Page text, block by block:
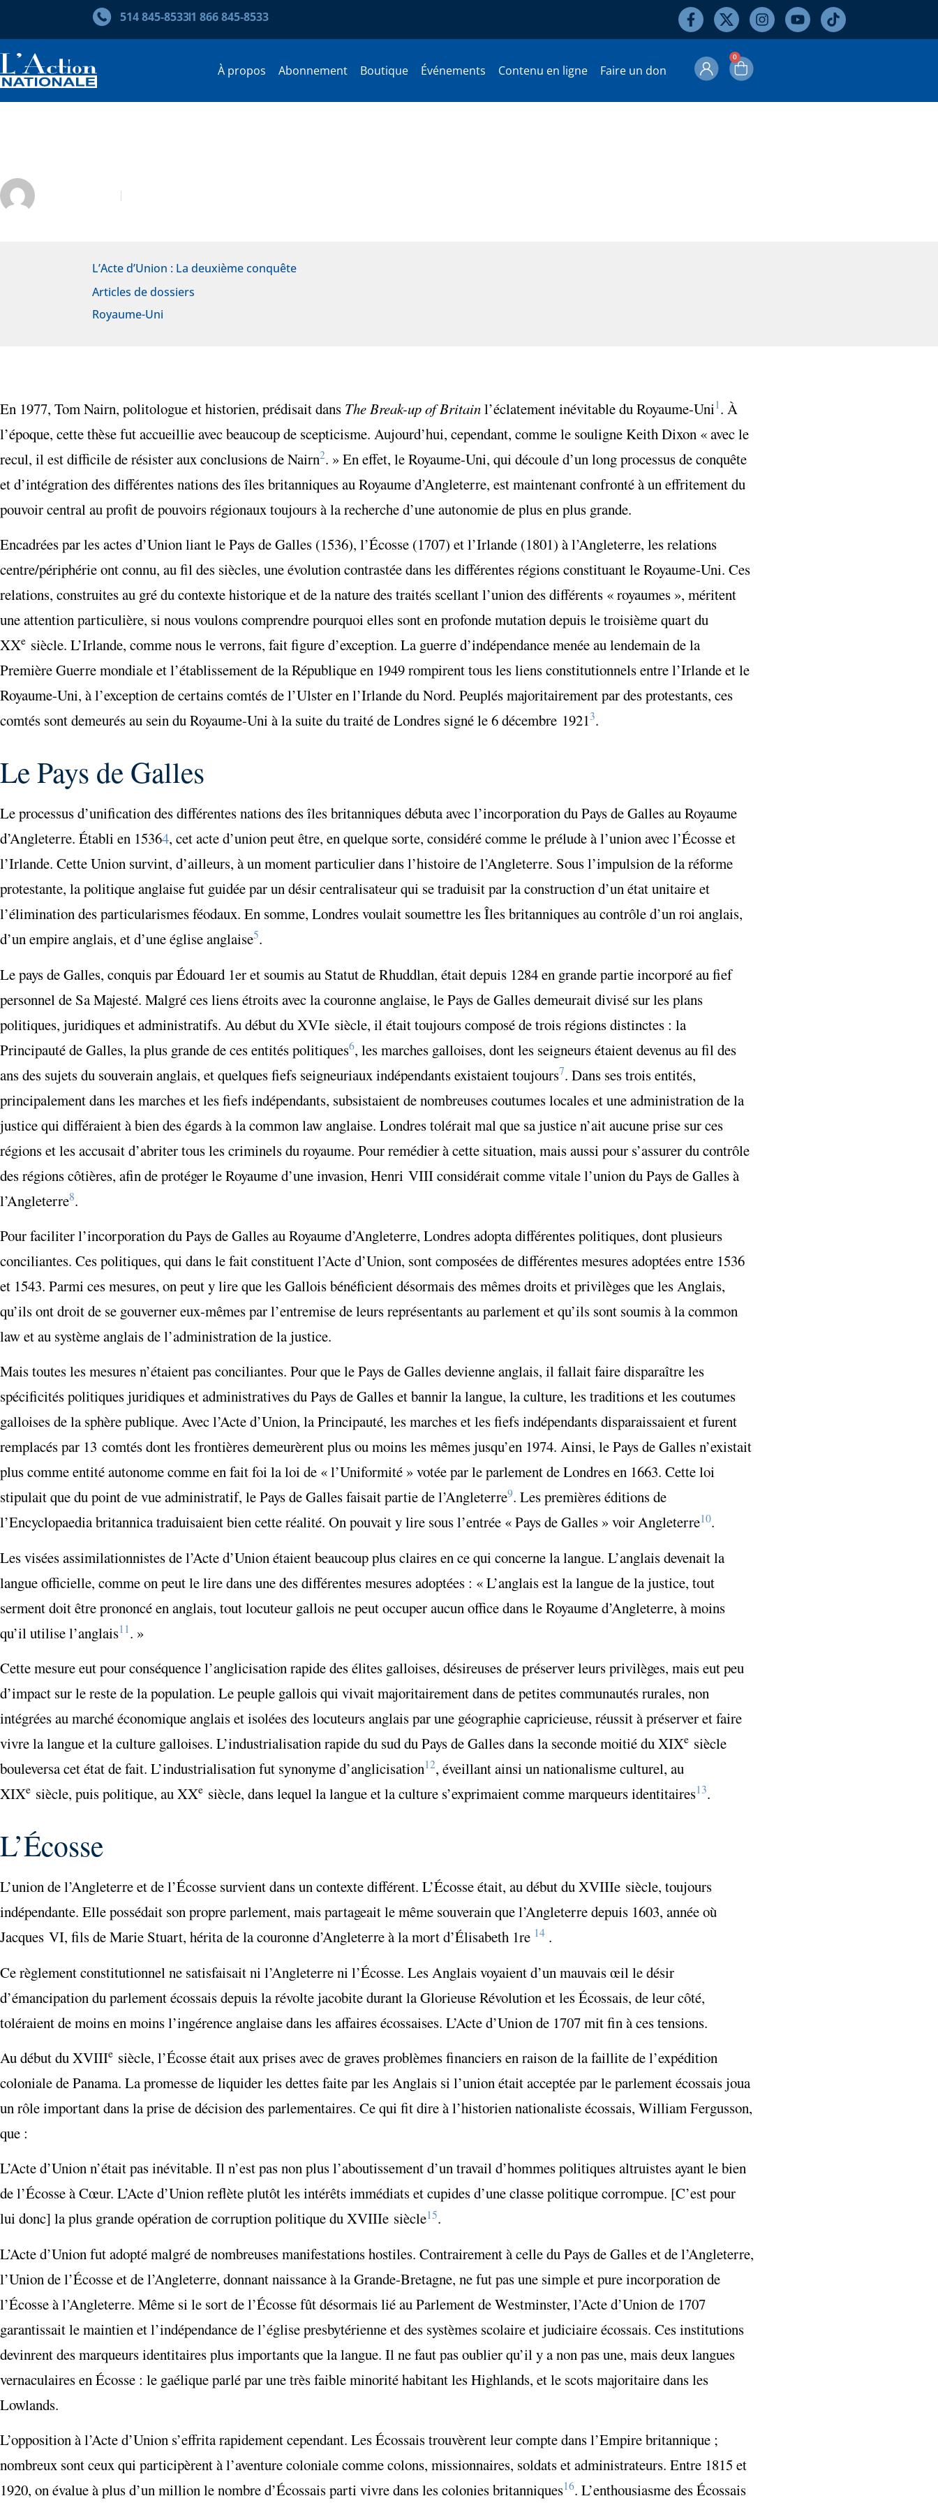
514 845‑85331 866 845‑8533
À propos Abonnement Boutique Événements Contenu en ligne Faire un don
0
L’Acte d’Union : La deuxième conquête
Articles de dossiers
Royaume-Uni
En 1977, Tom Nairn, politologue et historien, prédisait dans The Break-up of Britainl’éclatement inévitable du Royaume-Uni1. À
l’époque, cette thèse fut accueillie avec beaucoup de scepticisme. Aujourd’hui, cependant, comme le souligne Keith Dixon «avec le
recul, il est difficile de résister aux conclusions de Nairn2. » En effet, le Royaume-Uni, qui découle d’un long processus de conquête
et d’intégration des différentes nations des îles britanniques au Royaume d’Angleterre, est maintenant confronté à un effritement du
pouvoir central au profit de pouvoirs régionaux toujours à la recherche d’une autonomie de plus en plus grande.
Encadrées par les actes d’Union liant le Pays de Galles (1536), l’Écosse (1707) et l’Irlande (1801) à l’Angleterre, les relations
centre/périphérie ont connu, au fil des siècles, une évolution contrastée dans les différentes régions constituant le Royaume-Uni. Ces
relations, construites au gré du contexte historique et de la nature des traités scellant l’union des différents « royaumes », méritent
une attention particulière, si nous voulons comprendre pourquoi elles sont en profonde mutation depuis le troisième quart du
XXe siècle. L’Irlande, comme nous le verrons, fait figure d’exception. La guerre d’indépendance menée au lendemain de la
Première Guerre mondiale et l’établissement de la République en 1949 rompirent tous les liens constitutionnels entre l’Irlande et le
Royaume-Uni, à l’exception de certains comtés de l’Ulster en l’Irlande du Nord. Peuplés majoritairement par des protestants, ces
comtés sont demeurés au sein du Royaume-Uni à la suite du traité de Londres signé le 6 décembre 19213.
Le Pays de Galles
Le processus d’unification des différentes nations des îles britanniques débuta avec l’incorporation du Pays de Galles au Royaume
d’Angleterre. Établi en 15364, cet acte d’union peut être, en quelque sorte, considéré comme le prélude à l’union avec l’Écosse et
l’Irlande. Cette Union survint, d’ailleurs, à un moment particulier dans l’histoire de l’Angleterre. Sous l’impulsion de la réforme
protestante, la politique anglaise fut guidée par un désir centralisateur qui se traduisit par la construction d’un état unitaire et
l’élimination des particularismes féodaux. En somme, Londres voulait soumettre les Îles britanniques au contrôle d’un roi anglais,
d’un empire anglais, et d’une église anglaise5.
Le pays de Galles, conquis par Édouard 1eret soumis au Statut de Rhuddlan, était depuis 1284 en grande partie incorporé au fief
personnel de Sa Majesté. Malgré ces liens étroits avec la couronne anglaise, le Pays de Galles demeurait divisé sur les plans
politiques, juridiques et administratifs. Au début du XVIe siècle, il était toujours composé de trois régions distinctes : la
Principauté de Galles, la plus grande de ces entités politiques6, les marches galloises, dont les seigneurs étaient devenus au fil des
ans des sujets du souverain anglais, et quelques fiefs seigneuriaux indépendants existaient toujours7. Dans ses trois entités,
principalement dans les marches et les fiefs indépendants, subsistaient de nombreuses coutumes locales et une administration de la
justice qui différaient à bien des égards à lacommon lawanglaise. Londres tolérait mal que sa justice n’ait aucune prise sur ces
régions et les accusait d’abriter tous les criminels du royaume. Pour remédier à cette situation, mais aussi pour s’assurer du contrôle
des régions côtières, afin de protéger le Royaume d’une invasion, Henri VIII considérait comme vitale l’union du Pays de Galles à
l’Angleterre8.
Pour faciliter l’incorporation du Pays de Galles au Royaume d’Angleterre, Londres adopta différentes politiques, dont plusieurs
conciliantes. Ces politiques, qui dans le fait constituent l’Acte d’Union, sont composées de différentes mesures adoptées entre 1536
et 1543. Parmi ces mesures, on peut y lire que les Gallois bénéficient désormais des mêmes droits et privilèges que les Anglais,
qu’ils ont droit de se gouverner eux-mêmes par l’entremise de leurs représentants au parlement et qu’ils sont soumis à lacommon
lawet au système anglais de l’administration de la justice.
Mais toutes les mesures n’étaient pas conciliantes. Pour que le Pays de Galles devienne anglais, il fallait faire disparaître les
spécificités politiques juridiques et administratives du Pays de Galles et bannir la langue, la culture, les traditions et les coutumes
galloises de la sphère publique. Avec l’Acte d’Union, la Principauté, les marches et les fiefs indépendants disparaissaient et furent
remplacés par 13 comtés dont les frontières demeurèrent plus ou moins les mêmes jusqu’en 1974. Ainsi, le Pays de Galles n’existait
plus comme entité autonome comme en fait foi la loi de « l’Uniformité » votée par le parlement de Londres en 1663. Cette loi
stipulait que du point de vue administratif, le Pays de Galles faisait partie de l’Angleterre9. Les premières éditions de
l’Encyclopaedia britannicatraduisaient bien cette réalité. On pouvait y lire sous l’entrée « Pays de Galles » voir Angleterre10.
Les visées assimilationnistes de l’Acte d’Union étaient beaucoup plus claires en ce qui concerne la langue. L’anglais devenait la
langue officielle, comme on peut le lire dans une des différentes mesures adoptées : « L’anglais est la langue de la justice, tout
serment doit être prononcé en anglais, tout locuteur gallois ne peut occuper aucun office dans le Royaume d’Angleterre, à moins
qu’il utilise l’anglais11 . »
Cette mesure eut pour conséquence l’anglicisation rapide des élites galloises, désireuses de préserver leurs privilèges, mais eut peu
d’impact sur le reste de la population. Le peuple gallois qui vivait majoritairement dans de petites communautés rurales, non
intégrées au marché économique anglais et isolées des locuteurs anglais par une géographie capricieuse, réussit à préserver et faire
vivre la langue et la culture galloises. L’industrialisation rapide du sud du Pays de Galles dans la seconde moitié du XIXe siècle
bouleversa cet état de fait. L’industrialisation fut synonyme d’anglicisation12, éveillant ainsi un nationalisme culturel, au
XIXe siècle, puis politique, au XXe siècle, dans lequel la langue et la culture s’exprimaient comme marqueurs identitaires13.
L’Écosse
L’union de l’Angleterre et de l’Écosse survient dans un contexte différent. L’Écosse était, au début du XVIIIe siècle, toujours
indépendante. Elle possédait son propre parlement, mais partageait le même souverain que l’Angleterre depuis 1603, année où
Jacques VI, fils de Marie Stuart, hérita de la couronne d’Angleterre à la mort d’Élisabeth 1re 14 .
Ce règlement constitutionnel ne satisfaisait ni l’Angleterre ni l’Écosse. Les Anglais voyaient d’un mauvais œil le désir
d’émancipation du parlement écossais depuis la révolte jacobite durant la Glorieuse Révolution et les Écossais, de leur côté,
toléraient de moins en moins l’ingérence anglaise dans les affaires écossaises. L’Acte d’Union de 1707 mit fin à ces tensions.
Au début du XVIIIe siècle, l’Écosse était aux prises avec de graves problèmes financiers en raison de la faillite de l’expédition
coloniale de Panama. La promesse de liquider les dettes faite par les Anglais si l’union était acceptée par le parlement écossais joua
un rôle important dans la prise de décision des parlementaires. Ce qui fit dire à l’historien nationaliste écossais, William Fergusson,
que :
L’Acte d’Union n’était pas inévitable. Il n’est pas non plus l’aboutissement d’un travail d’hommes politiques altruistes ayant le bien
de l’Écosse à Cœur. L’Acte d’Union reflète plutôt les intérêts immédiats et cupides d’une classe politique corrompue. [C’est pour
lui donc] la plus grande opération de corruption politique du XVIIIe siècle15.
L’Acte d’Union fut adopté malgré de nombreuses manifestations hostiles. Contrairement à celle du Pays de Galles et de l’Angleterre,
l’Union de l’Écosse et de l’Angleterre, donnant naissance à la Grande-Bretagne, ne fut pas une simple et pure incorporation de
l’Écosse à l’Angleterre. Même si le sort de l’Écosse fût désormais lié au Parlement de Westminster, l’Acte d’Union de 1707
garantissait le maintien et l’indépendance de l’église presbytérienne et des systèmes scolaire et judiciaire écossais. Ces institutions
devinrent des marqueurs identitaires plus importants que la langue. Il ne faut pas oublier qu’il y a non pas une, mais deux langues
vernaculaires en Écosse : le gaélique parlé par une très faible minorité habitant lesHighlands, et le scots majoritaire dans les
Lowlands.
L’opposition à l’Acte d’Union s’effrita rapidement cependant. Les Écossais trouvèrent leur compte dans l’Empire britannique ;
nombreux sont ceux qui participèrent à l’aventure coloniale comme colons, missionnaires, soldats et administrateurs. Entre 1815 et
1920, on évalue à plus d’un million le nombre d’Écossais parti vivre dans les colonies britanniques16. L’enthousiasme des Écossais